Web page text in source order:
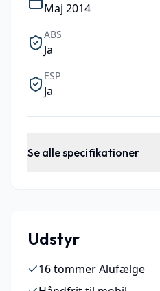
Maj 2014
ABS
Ja
ESP
Ja
Se alle specifikationer
Udstyr
16 tommer Alufælge